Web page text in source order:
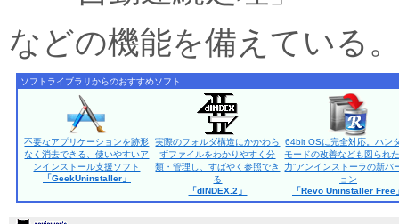
などの機能を備えている
ソフトライブラリからのおすすめソフト
不要なアプリケーションを跡形
なく消去できる、使いやすいア
ンインストール支援ソフト
「GeekUninstaller」
実際のフォルダ構造にかかわら
ずファイルをわかりやすく分
類・管理し、すばやく参照でき
る
「dINDEX.2」
64bit OSに完全対応。ハン
モードの改善なども図られ
力”アンインストーラの新バ
ョン
「Revo Uninstaller Free